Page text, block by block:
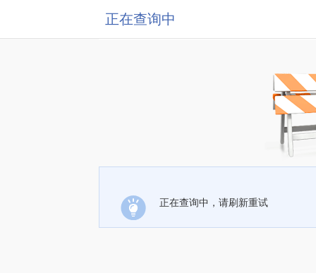
正在查询中
正在查询中，请刷新重试